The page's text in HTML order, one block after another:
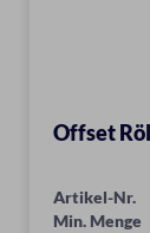
Offset
Artikel-Nr.
Min. Menge